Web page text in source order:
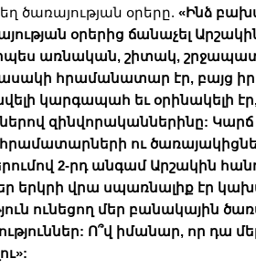
ծառայության օրերը. «Ինձ
օրերից ճանաչել
առնական, շիտակ,
հրամանատար էր, բայց իր
կարգապահ եւ օրինակելի
զինվորականներինը:
ու
2-րդ անգամ Արշակին
երկրի վրա սպառնալիք էր
ունեցող մեր բանակային
Ո՞վ իմանար, որ դա